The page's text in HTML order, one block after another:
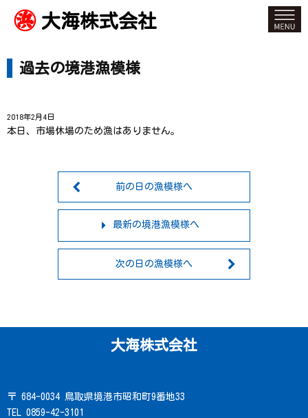
大海株式会社
過去の境港漁模様
2018年2月4日
本日、市場休場のため漁はありません。
前の日の漁模様へ
最新の境港漁模様へ
次の日の漁模様へ
大海株式会社
〒 684-0034 鳥取県境港市昭和町9番地33
TEL 0859-42-3101